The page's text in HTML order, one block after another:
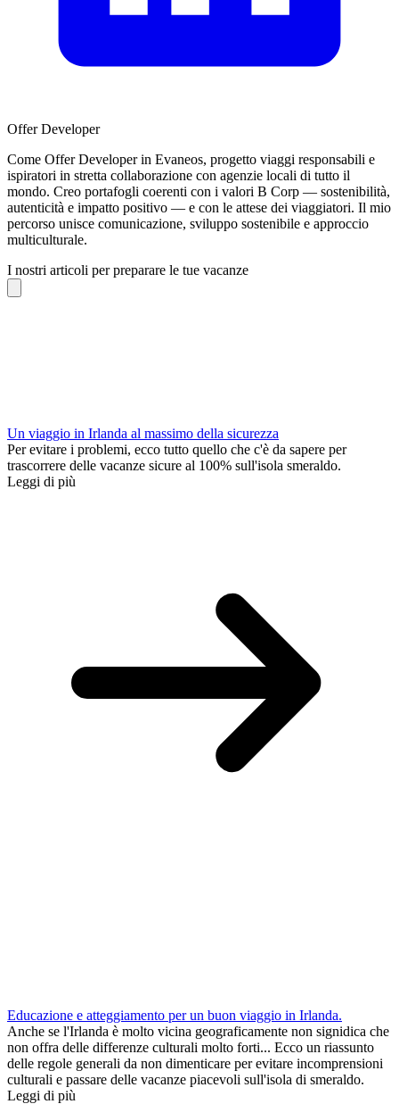
Offer Developer
Come Offer Developer in Evaneos, progetto viaggi responsabili e
ispiratori in stretta collaborazione con agenzie locali di tutto il
mondo. Creo portafogli coerenti con i valori B Corp — sostenibilità,
autenticità e impatto positivo — e con le attese dei viaggiatori. Il mio
percorso unisce comunicazione, sviluppo sostenibile e approccio
multiculturale.
I nostri articoli per preparare le tue vacanze
Un viaggio in Irlanda al massimo della sicurezza
Per evitare i problemi, ecco tutto quello che c'è da sapere per
trascorrere delle vacanze sicure al 100% sull'isola smeraldo.
Leggi di più
Educazione e atteggiamento per un buon viaggio in Irlanda.
Anche se l'Irlanda è molto vicina geograficamente non signidica che
non offra delle differenze culturali molto forti... Ecco un riassunto
delle regole generali da non dimenticare per evitare incomprensioni
culturali e passare delle vacanze piacevoli sull'isola di smeraldo.
Leggi di più